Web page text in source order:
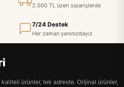
2.000 TL üzeri siparişlerde
7/24 Destek
Her zaman yanınızdayız
ürünler, tek adreste. Orijinal ürünler,